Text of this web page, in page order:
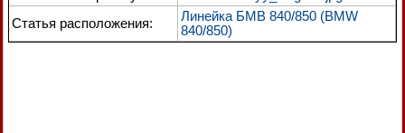
Статья расположения:
Линейка БМВ 840/850 (BMW
840/850)